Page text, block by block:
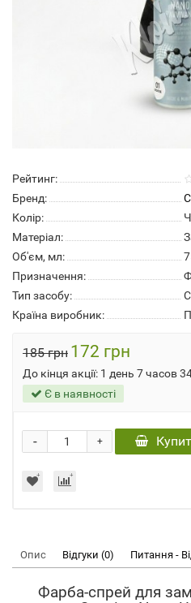
Рейтинг:
Бренд:
Колір:
Матеріал:
Об'єм, мл:
Призначення:
Тип засобу:
Країна виробник:
185 грн 172 грн
До кінця акції: 1 день 7 часов
Є в наявності
+
-
Опис Відгуки (0) Питання -
Фарба-спрей для